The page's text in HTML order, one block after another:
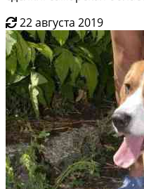
22 августа 2019